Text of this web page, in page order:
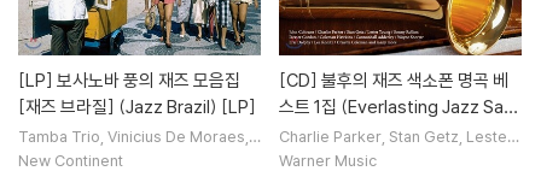
[LP]
[재즈 브라질] (Jazz Brazil) [LP]
Tamba Trio Vinicius De Moraes A
gostinho dos Santos
New Continent
[CD]
스트 1집 (Everlasting Jazz Sax
Best)
Charlie Parker Stan Getz Lester
Young
Teddy Wilson
Warner Music